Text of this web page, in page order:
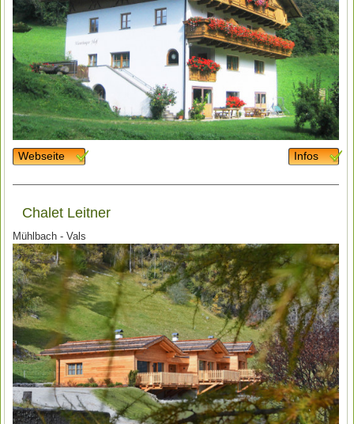
Webseite Infos
Chalet Leitner
Mühlbach - Vals